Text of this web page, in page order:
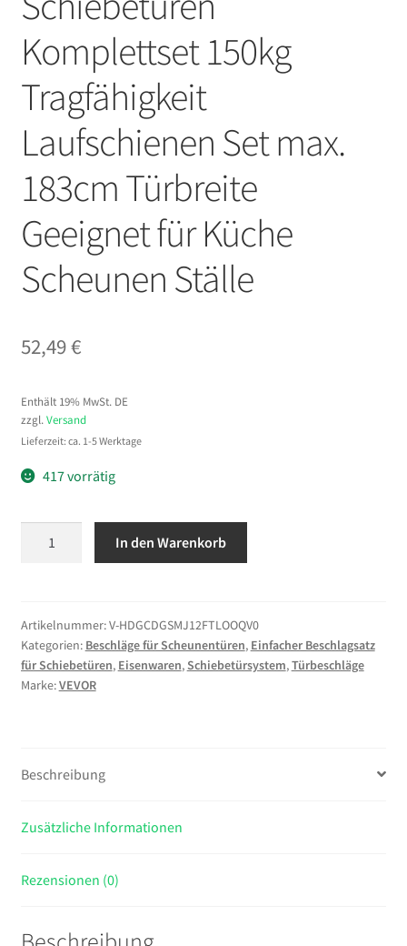
Komplettset 150kg
Tragfähigkeit
Laufschienen Set max.
183cm Türbreite
Geeignet für Küche
Scheunen Ställe
52,49€
Enthält 19% MwSt. DE
zzgl. Versand
Lieferzeit: ca. 1-5 Werktage
417 vorrätig
Schiebetürsystem
aus
Kohlenstoffstahl
Schiebetüren
Laufschienen
max.
Türbreite
Küche
In den Warenkorb
Artikelnummer:V-HDGCDGSMJ12FTLOOQV0
Kategorien: Beschläge für Scheunentüren, Einfacher Beschlagsatz
für Schiebetüren, Eisenwaren,Schiebetürsystem,Türbeschläge
Marke:VEVOR
Beschreibung
Zusätzliche Informationen
Rezensionen (0)